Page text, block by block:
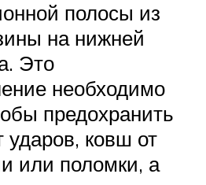
полосы из
на нижней
Это
необходимо
предохранить
ударов, ковш от
или поломки, а